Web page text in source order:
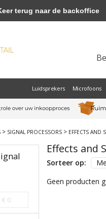
Luidsprekers Microfoons
> SIGNAL PROCESSORS > EFFECTS AND
Effects and
Sorteer op:
Geen producten
terug naar de backoffice